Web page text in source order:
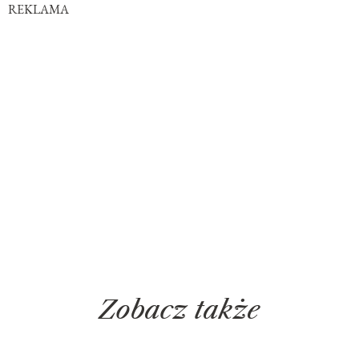
REKLAMA
Zobacz także